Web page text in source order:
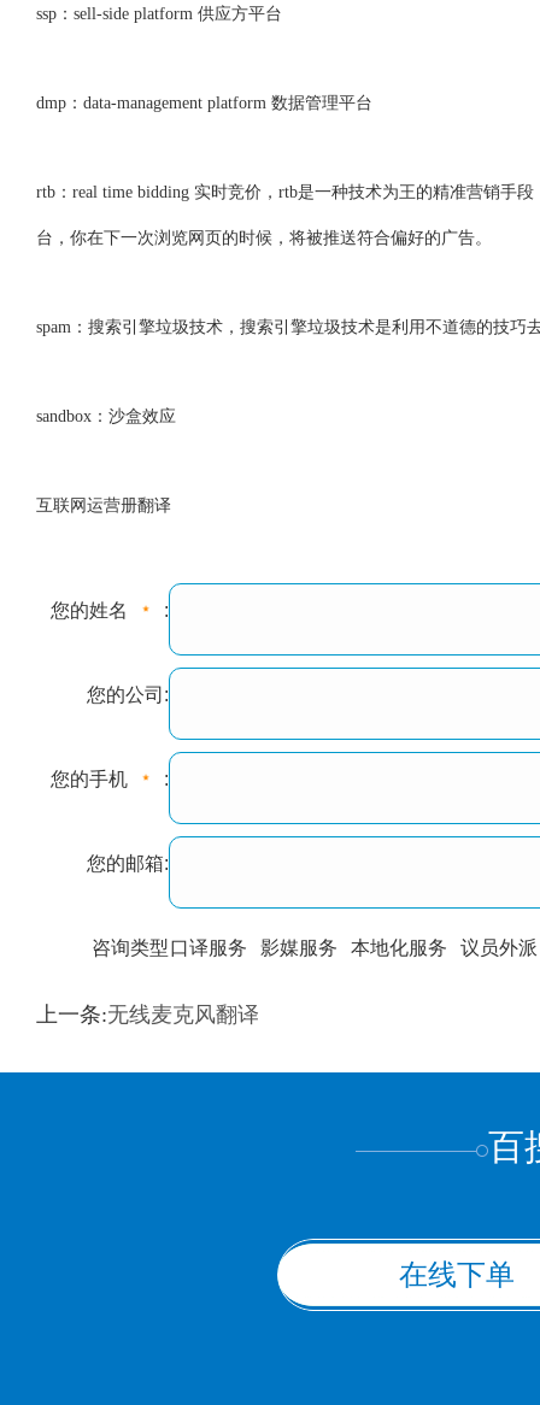
ssp：sell-side platform 供应方平台
dmp：data-management platform 数据管理平台
rtb：real time bidding 实时竞价，rtb是一种技术为王的精准营销手
台，你在下一次浏览网页的时候，将被推送符合偏好的广告。
spam：搜索引擎垃圾技术，搜索引擎垃圾技术是利用不道德的技巧
sandbox：沙盒效应
互联网运营册翻译
您的姓名 :
您的公司:
您的手机 :
您的邮箱:
咨询类型口译服务 影媒服务 本地化服务 议员外派
训翻译 标准级
上一条:无线麦克风翻译
百
在线下单